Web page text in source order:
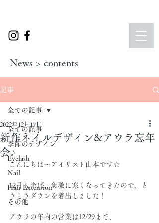
News > contents
記事
全ての記事
季節のデザイン
Eyelash
Nail
Hair Extension
その他
全ての記事
新作ネイルデザイン&アウラ忘年
会♪
2022年12月17日
こんにちは～アイリスト山本です☆
12月も半ば、急激に寒くなってきたので、と
うとうダウンを着出しました！
アウラの年内の営業は12/29まで、